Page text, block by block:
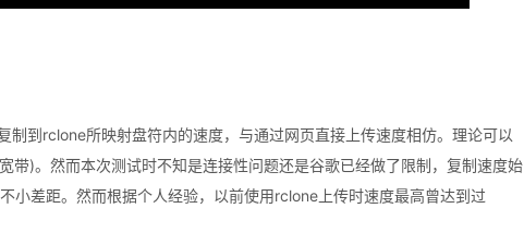
制到rclone所映射盘符内的速度，与通过网页直接上传速度相仿。理论可以
带)。然而本次测试时不知是连接性问题还是谷歌已经做了限制，复制速度始
小差距。然而根据个人经验，以前使用rclone上传时速度最高曾达到过